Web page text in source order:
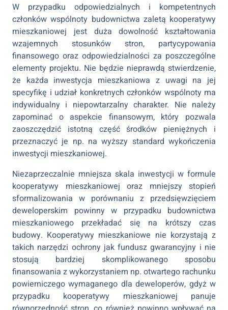
W przypadku odpowiedzialnych i kompetentnych
członków wspólnoty budownictwa zaletą kooperatywy
mieszkaniowej jest duża dowolność kształtowania
wzajemnych stosunków stron, partycypowania
finansowego oraz odpowiedzialności za poszczególne
elementy projektu. Nie będzie nieprawdą stwierdzenie,
że każda inwestycja mieszkaniowa z uwagi na jej
specyfikę i udział konkretnych członków wspólnoty ma
indywidualny i niepowtarzalny charakter. Nie należy
zapominać o aspekcie finansowym, który pozwala
zaoszczędzić istotną część środków pieniężnych i
przeznaczyć je np. na wyższy standard wykończenia
inwestycji mieszkaniowej.
Niezaprzeczalnie mniejsza skala inwestycji w formule
kooperatywy mieszkaniowej oraz mniejszy stopień
sformalizowania w porównaniu z przedsięwzięciem
deweloperskim powinny w przypadku budownictwa
mieszkaniowego przekładać się na krótszy czas
budowy. Kooperatywy mieszkaniowe nie korzystają z
takich narzędzi ochrony jak fundusz gwarancyjny i nie
stosują bardziej skomplikowanego sposobu
finansowania z wykorzystaniem np. otwartego rachunku
powierniczego wymaganego dla deweloperów, gdyż w
przypadku kooperatywy mieszkaniowej panuje